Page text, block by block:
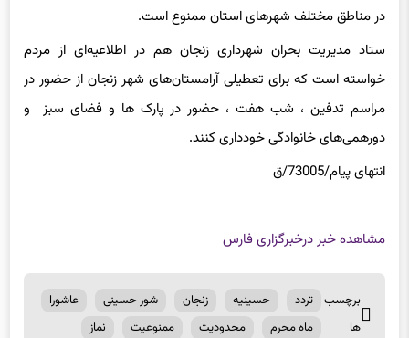
در مناطق مختلف شهر‌های استان ممنوع است.
ستاد مدیریت بحران شهرداری زنجان هم در اطلاعیه‌ای از مردم
خواسته است که برای تعطیلی آرامستان‌های شهر زنجان‌ از حضور در
مراسم تدفین ، شب هفت ، حضور در پارک ها و فضای سبز و
دورهمی‌های خانوادگی خودداری کنند.
انتهای پیام/73005/ق
مشاهده خبر درخبرگزاری فارس
برچسب
ها
تردد حسینیه زنجان شور حسینی
عاشورا
ماه محرم
محدودیت ممنوعیت نماز